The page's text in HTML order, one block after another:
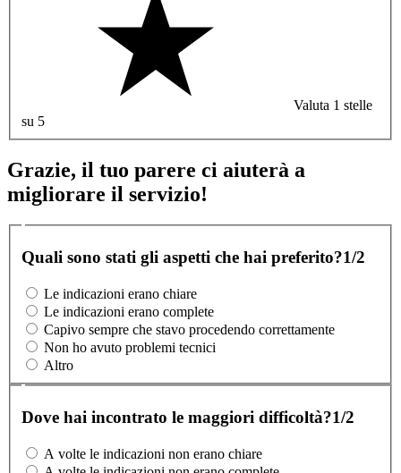
Valuta 1 stelle
su 5
Grazie, il tuo parere ci aiuterà a
migliorare il servizio!
Quali sono stati gli aspetti che hai preferito?1/2
Le indicazioni erano chiare
Le indicazioni erano complete
Capivo sempre che stavo procedendo correttamente
Non ho avuto problemi tecnici
Altro
Dove hai incontrato le maggiori difficoltà?1/2
A volte le indicazioni non erano chiare